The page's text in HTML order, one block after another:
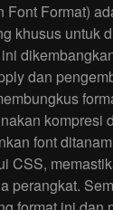
Font Format)
khusus untuk
dan
kompresi
font
CSS,
perangkat.